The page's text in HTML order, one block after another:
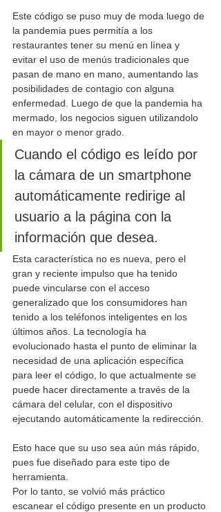
Este código se puso muy de moda luego de
la pandemia pues permitía a los
restaurantes tener su menú en línea y
evitar el uso de menús tradicionales que
pasan de mano en mano, aumentando las
posibilidades de contagio con alguna
enfermedad. Luego de que la pandemia ha
mermado, los negocios siguen utilizandolo
en mayor o menor grado.
Cuando el código es leído por
la cámara de un smartphone
automáticamente redirige al
usuario a la página con la
información que desea.
Esta característica no es nueva, pero el
gran y reciente impulso que ha tenido
puede vincularse con el acceso
generalizado que los consumidores han
tenido a los teléfonos inteligentes en los
últimos años. La tecnología ha
evolucionado hasta el punto de eliminar la
necesidad de una aplicación específica
para leer el código, lo que actualmente se
puede hacer directamente a través de la
cámara del celular, con el dispositivo
ejecutando automáticamente la redirección.
Esto hace que su uso sea aún más rápido,
pues fue diseñado para este tipo de
herramienta.
Por lo tanto, se volvió más práctico
escanear el código presente en un producto